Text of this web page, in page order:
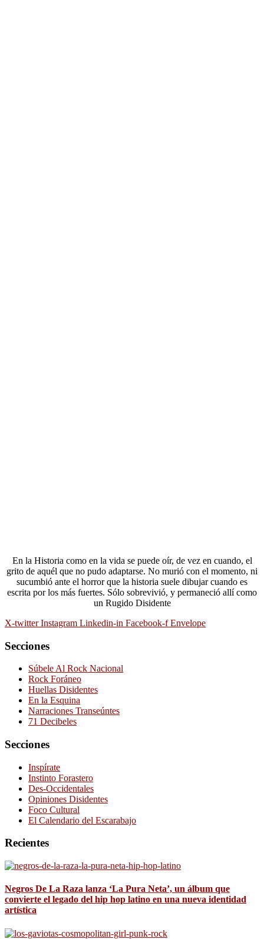
En la Historia como en la vida se puede oír, de vez en cuando, el
grito de aquél que no pudo adaptarse. No murió con el momento, ni
sucumbió ante el horror que la historia suele dibujar cuando es
escrita por los más fuertes. Sólo sobrevivió, y permaneció allí como
un Rugido Disidente
X-twitter Instagram Linkedin-in Facebook-f Envelope
Secciones
Súbele Al Rock Nacional
Rock Foráneo
Huellas Disidentes
En la Esquina
Narraciones Transeúntes
71 Decibeles
Secciones
Inspírate
Instinto Forastero
Des-Occidentales
Opiniones Disidentes
Foco Cultural
El Calendario del Escarabajo
Recientes
Negros De La Raza lanza ‘La Pura Neta’, un álbum que
convierte el legado del hip hop latino en una nueva identidad
artística